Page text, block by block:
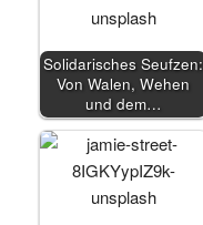
Solidarisches Seufzen:
Von Walen, Wehen
und dem…